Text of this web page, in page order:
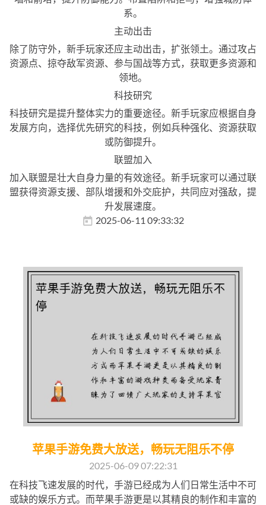
系。
主动出击
除了防守外，新手玩家还应主动出击，扩张领土。通过攻占
资源点、掠夺敌军资源、参与国战等方式，获取更多资源和
领地。
科技研究
科技研究是提升整体实力的重要途径。新手玩家应根据自身
发展方向，选择优先研究的科技，例如兵种强化、资源获取
或防御提升。
联盟加入
加入联盟是壮大自身力量的有效途径。新手玩家可以通过联
盟获得资源支援、部队增援和外交庇护，共同应对强敌，提
升发展速度。
2025-06-11 09:33:32
苹果手游免费大放送，畅玩无阻乐不停
2025-06-09 07:22:31
在科技飞速发展的时代，手游已经成为人们日常生活中不可
或缺的娱乐方式。而苹果手游更是以其精良的制作和丰富的